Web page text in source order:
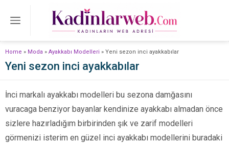
Home » Moda » Ayakkabı Modelleri » Yeni sezon inci ayakkabılar
Yeni sezon inci ayakkabılar
İnci markalı ayakkabı modelleri bu sezona damğasını
vuracaga benziyor bayanlar kendinize ayakkabı almadan önce
sizlere hazırladığım birbirinden şık ve zarif modelleri
görmenizi isterim en güzel inci ayakkabı modellerini buradaki